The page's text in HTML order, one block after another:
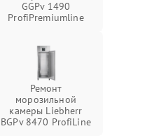
GGPv 1490
ProfiPremiumline
Ремонт
морозильной
камеры Liebherr
BGPv 8470 ProfiLine